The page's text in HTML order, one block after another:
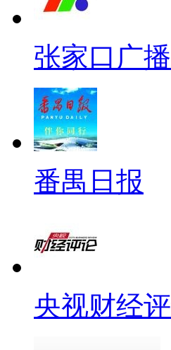
张家口广
番禺日报
央视财经